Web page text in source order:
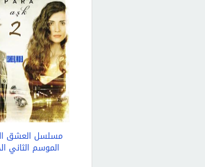
مسلسل العشق
الموسم الثاني